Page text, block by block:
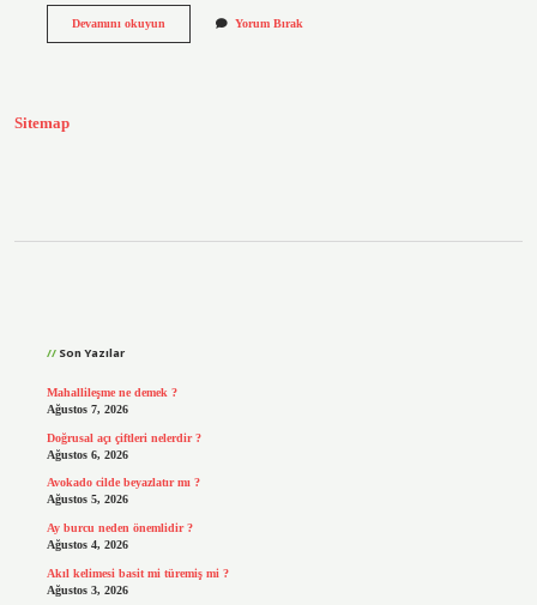
Devamını okuyunMehmet
Yorum Bırak
Sitemap
Son Yazılar
Mahallileşme ne demek ?
Ağustos 7, 2026
Doğrusal açı çiftleri nelerdir ?
Ağustos 6, 2026
Avokado cilde beyazlatır mı ?
Ağustos 5, 2026
Ay burcu neden önemlidir ?
Ağustos 4, 2026
Akıl kelimesi basit mi türemiş mi ?
Ağustos 3, 2026